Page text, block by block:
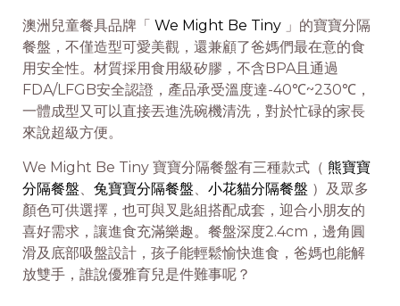
澳洲兒童餐具品牌「 We Might Be Tiny 」的寶寶分隔
餐盤，不僅造型可愛美觀，還兼顧了爸媽們最在意的食
用安全性。材質採用食用級矽膠，不含BPA且通過
FDA/LFGB安全認證，產品承受溫度達-40℃~230℃，
一體成型又可以直接丟進洗碗機清洗，對於忙碌的家長
來說超級方便。
We Might Be Tiny 寶寶分隔餐盤有三種款式（ 熊寶寶
分隔餐盤
兔寶寶分隔餐盤 小花貓分隔餐盤 ）及眾多
顏色可供選擇，也可與叉匙組搭配成套，迎合小朋友的
喜好需求，讓進食充滿樂趣。餐盤深度2.4cm，邊角圓
滑及底部吸盤設計，孩子能輕鬆愉快進食，爸媽也能解
放雙手，誰說優雅育兒是件難事呢？